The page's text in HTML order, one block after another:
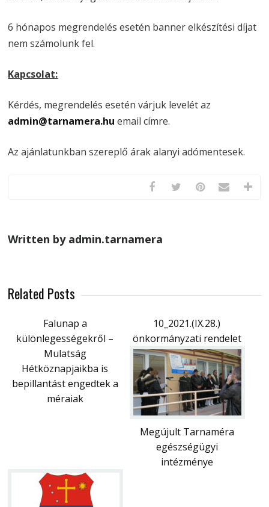
6 hónapos megrendelés esetén banner elkészítési díjat
nem számolunk fel.
Kapcsolat:
Kérdés, megrendelés esetén várjuk levelét az
admin@tarnamera.hu email címre.
Az ajánlatunkban szereplő árak alanyi adómentesek.
Written by admin.tarnamera
Related Posts
Falunap a
különlegességekről –
Mulatság
Hétköznapjaikba is
bepillantást engedtek a
méraiak
10_2021.(IX.28.)
önkormányzati rendelet
Megújult Tarnaméra
egészségügyi
intézménye